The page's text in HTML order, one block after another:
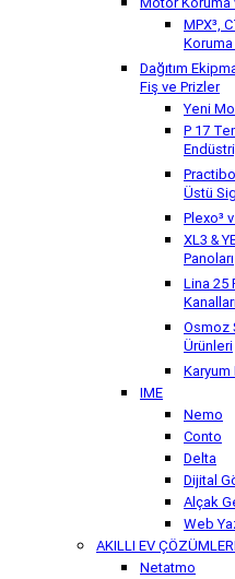
MPX³,
Dağıtım
Fiş ve Prizler
Yeni
P 17
Üstü
Plexo³
XL3 &
Panoları
Lina 25
Osmoz
Ürünleri
Karyum
IME
Nemo
Conto
Delta
Dijital
Alçak
Web
AKILLI EV
Netatmo